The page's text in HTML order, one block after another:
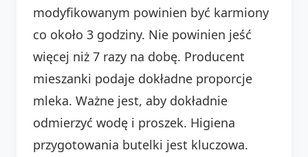
modyfikowanym powinien być karmiony
co około 3 godziny. Nie powinien jeść
więcej niż 7 razy na dobę. Producent
mieszanki podaje dokładne proporcje
mleka. Ważne jest, aby dokładnie
odmierzyć wodę i proszek. Higiena
przygotowania butelki jest kluczowa.